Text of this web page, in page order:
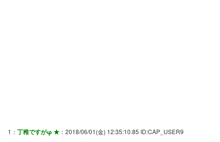
1： 丁稚ですがφ ★ ：2018/06/01(金) 12:35:10.85 ID:CAP_USER9